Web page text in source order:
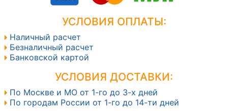
УСЛОВИЯ ОПЛАТЫ:
Наличный расчет
Безналичный расчет
Банковской картой
УСЛОВИЯ ДОСТАВКИ:
По Москве и МО от 1-го до 3-х дней
По городам России от 1-го до 14-ти дней